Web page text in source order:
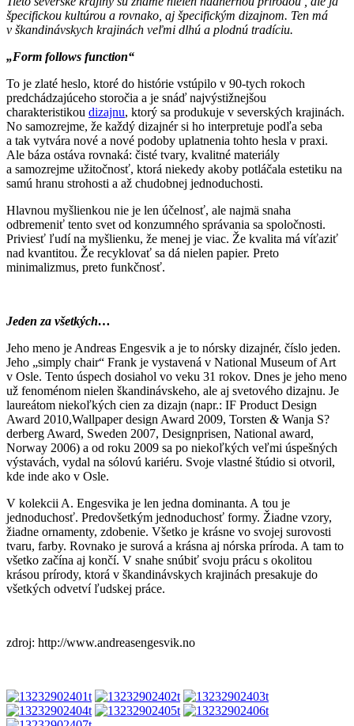
špecifickou kultúrou a rovnako, aj špecifickým dizajnom. Ten má
v škandinávskych krajinách veľmi dlhú a plodnú tradíciu.
„Form follows function“
To je zlaté heslo, ktoré do histórie vstúpilo v 90-tych rokoch
predchádzajúceho storočia a je snáď najvýstižnejšou
charakteristikou dizajnu, ktorý sa produkuje v severských krajinách.
No samozrejme, že každý dizajnér si ho interpretuje podľa seba
a tak vytvára nové a nové podoby uplatnenia tohto hesla v praxi.
Ale báza ostáva rovnaká: čisté tvary, kvalitné materiály
a samozrejme užitočnosť, ktorá niekedy akoby potláčala estetiku na
samú hranu strohosti a až chudobnej jednoduchosti.
Hlavnou myšlienkou nie je len účelnosť, ale najmä snaha
odbremeniť tento svet od konzumného správania sa spoločnosti.
Priviesť ľudí na myšlienku, že menej je viac. Že kvalita má víťaziť
nad kvantitou. Že recyklovať sa dá nielen papier. Preto
minimalizmus, preto funkčnosť.
Jeden za všetkých…
Jeho meno je Andreas Engesvik a je to nórsky dizajnér, číslo jeden.
Jeho „simply chair“ Frank je vystavená v National Museum of Art
v Osle. Tento úspech dosiahol vo veku 31 rokov. Dnes je jeho meno
už fenoménom nielen škandinávskeho, ale aj svetového dizajnu. Je
laureátom niekoľkých cien za dizajn (napr.: IF Product Design
Award 2010,Wallpaper design Award 2009, Torsten &Wanja S?
derberg Award, Sweden 2007, Designprisen, National award,
Norway 2006) a od roku 2009 sa po niekoľkých veľmi úspešných
výstavách, vydal na sólovú kariéru. Svoje vlastné štúdio si otvoril,
kde inde ako v Osle.
V kolekcii A. Engesvika je len jedna dominanta. A tou je
jednoduchosť. Predovšetkým jednoduchosť formy. Žiadne vzory,
žiadne ornamenty, zdobenie. Všetko je krásne vo svojej surovosti
tvaru, farby. Rovnako je surová a krásna aj nórska príroda. A tam to
všetko začína aj končí. V snahe snúbiť svoju prácu s okolitou
krásou prírody, ktorá v škandinávskych krajinách presakuje do
všetkých odvetví ľudskej práce.
zdroj: http://www.andreasengesvik.no